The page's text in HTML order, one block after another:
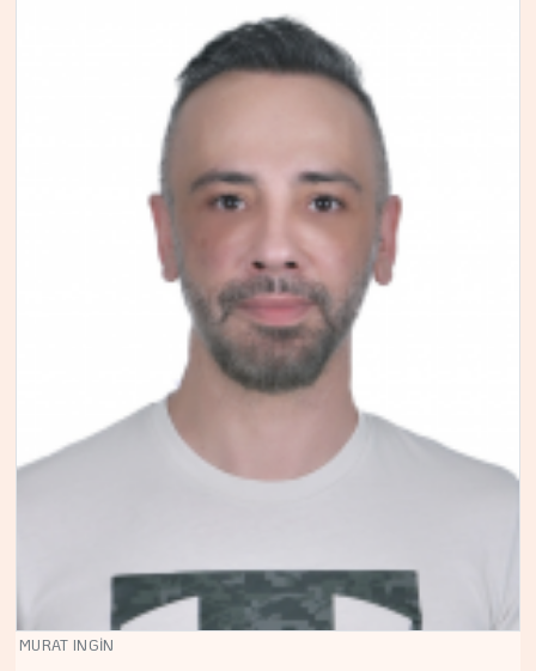
MURAT INGİN